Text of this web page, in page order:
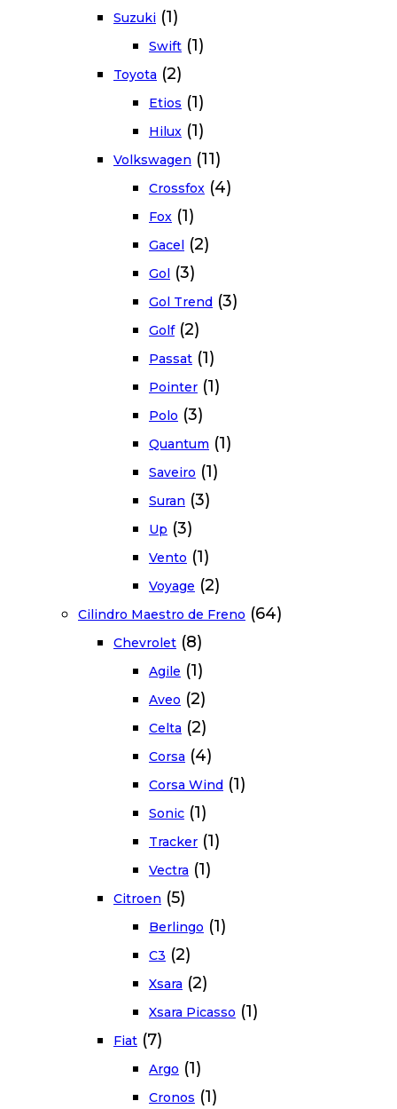
Suzuki (1)
Swift (1)
Toyota (2)
Etios (1)
Hilux (1)
Volkswagen (11)
Crossfox (4)
Fox (1)
Gacel (2)
Gol (3)
Gol Trend (3)
Golf (2)
Passat (1)
Pointer (1)
Polo (3)
Quantum (1)
Saveiro (1)
Suran (3)
Up (3)
Vento (1)
Voyage (2)
Cilindro Maestro de Freno (64)
Chevrolet (8)
Agile (1)
Aveo (2)
Celta (2)
Corsa (4)
Corsa Wind (1)
Sonic (1)
Tracker (1)
Vectra (1)
Citroen (5)
Berlingo (1)
C3 (2)
Xsara (2)
Xsara Picasso (1)
Fiat (7)
Argo (1)
Cronos (1)